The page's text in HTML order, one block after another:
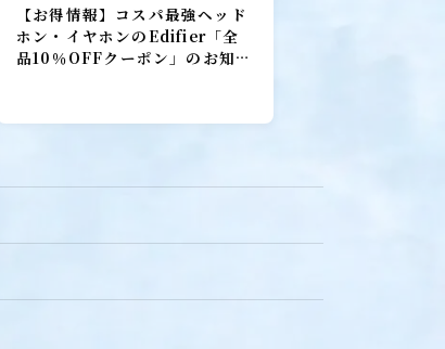
ケティング探偵事務所
【お得情報】コスパ最強ヘッド
ホン・イヤホンのEdifier「全
品10％OFFクーポン」のお知ら